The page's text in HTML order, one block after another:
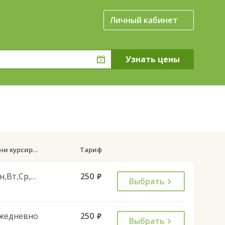
Личный кабинет
Дни курсирования Тариф
Пн,Вт,Ср,Чт,Пт,Сб 250 руб. Выбрать
250 руб. Выбрать